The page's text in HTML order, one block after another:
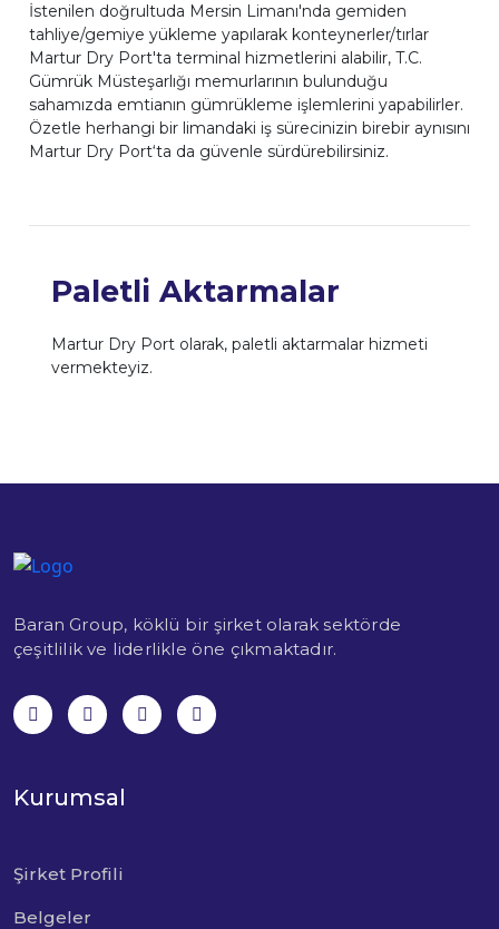
İstenilen doğrultuda Mersin Limanı'nda gemiden
tahliye/gemiye yükleme yapılarak konteynerler/tırlar
Martur Dry Port'ta terminal hizmetlerini alabilir, T.C.
Gümrük Müsteşarlığı memurlarının bulunduğu
sahamızda emtianın gümrükleme işlemlerini yapabilirler.
Özetle herhangi bir limandaki iş sürecinizin birebir aynısını
Martur Dry Port‘ta da güvenle sürdürebilirsiniz.
Paletli Aktarmalar
Martur Dry Port olarak, paletli aktarmalar hizmeti
vermekteyiz.
Baran Group, köklü bir şirket olarak sektörde
çeşitlilik ve liderlikle öne çıkmaktadır.
Kurumsal
Şirket Profili
Belgeler